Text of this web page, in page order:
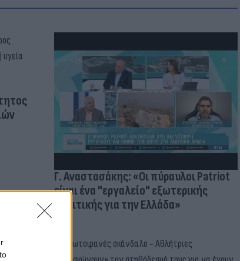
Γ. Αναστασάκης: «Οι πύραυλοι Patriot
είναι ένα "εργαλείο" εξωτερικής
πολιτικής για την Ελλάδα»